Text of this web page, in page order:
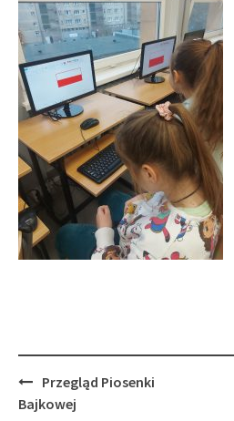
Post
navigation
Przegląd Piosenki
Bajkowej